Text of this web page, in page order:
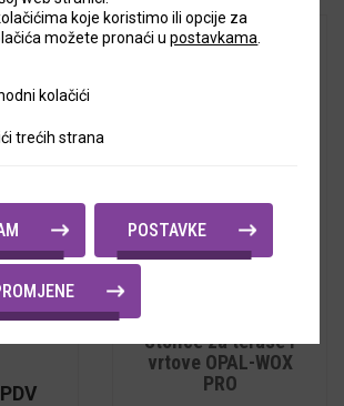
i
5
Stolice za terase i
vrtove OPAL-WOX
PRO
koje koristimo ili opcije za
možete pronaći upostavkama
kolačići
strana
trećih strana
POSTAVKE